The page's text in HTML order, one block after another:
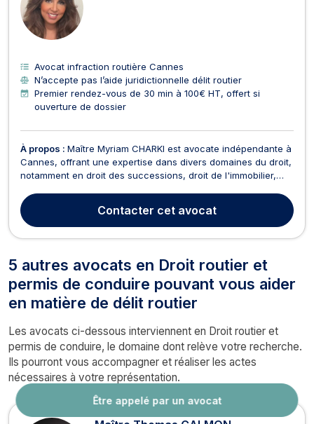
Être appelé par un avocat
Avocat infraction routière Cannes
N’accepte pas l’aide juridictionnelle délit routier
Premier rendez-vous de 30 min à 100€ HT, offert si
ouverture de dossier
À propos : Maître Myriam CHARKI est avocate indépendante à
Cannes, offrant une expertise dans divers domaines du droit,
notamment en droit des successions, droit de l'immobilier,
pénal, ainsi que dans les baux d'habitation et le droit de la
consommation. En droit des succe...
Contacter cet avocat
5 autres avocats en Droit routier et
permis de conduire pouvant vous aider
en matière de délit routier
Les avocats ci-dessous interviennent en Droit routier et
permis de conduire, le domaine dont relève votre recherche.
Ils pourront vous accompagner et réaliser les actes
nécessaires à votre représentation.